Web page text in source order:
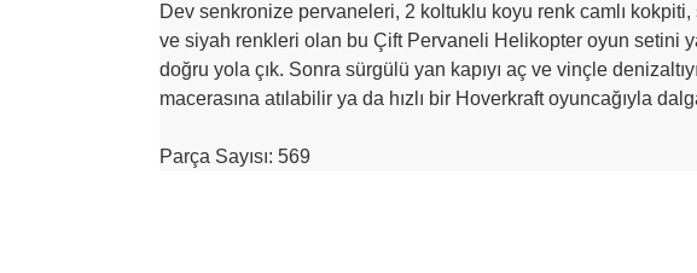
Dev senkronize pervaneleri, 2 koltuklu koyu renk camlı
ve siyah renkleri olan bu Çift Pervaneli Helikopter oyun setini
doğru yola çık. Sonra sürgülü yan kapıyı aç ve vinçle
macerasına atılabilir ya da hızlı bir Hoverkraft oyuncağıyla
Parça Sayısı: 569